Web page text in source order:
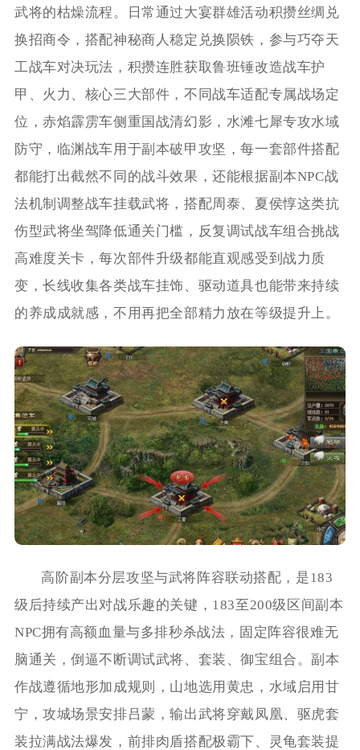
武将的枯燥流程。日常通过大宴群雄活动积攒丝绸兑
换招商令，搭配神秘商人稳定兑换陨铁，参与巧夺天
工战车对决玩法，积攒连胜获取鲁班锤改造战车护
甲、火力、核心三大部件，不同战车适配专属战场定
位，赤焰霹雳车侧重国战清幻影，水滩七犀专攻水域
防守，临渊战车用于副本破甲攻坚，每一套部件搭配
都能打出截然不同的战斗效果，还能根据副本NPC战
法机制调整战车挂载武将，搭配周泰、夏侯惇这类抗
伤型武将坐驾降低通关门槛，反复调试战车组合挑战
高难度关卡，每次部件升级都能直观感受到战力质
变，长线收集各类战车挂饰、驱动道具也能带来持续
的养成成就感，不用再把全部精力放在等级提升上。
高阶副本分层攻坚与武将阵容联动搭配，是183
级后持续产出对战乐趣的关键，183至200级区间副本
NPC拥有高额血量与多排秒杀战法，固定阵容很难无
脑通关，倒逼不断调试武将、套装、御宝组合。副本
作战遵循地形加成规则，山地选用黄忠，水域启用甘
宁，攻城场景安排吕蒙，输出武将穿戴凤凰、驱虎套
装拉满战法爆发，前排肉盾搭配极霸下、灵龟套装提